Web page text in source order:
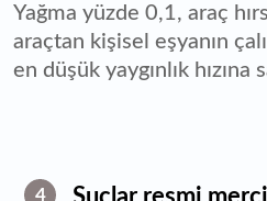
Yağma yüzde 0,1, araç
araçtan kişisel eşyanın
en düşük yaygınlık
4